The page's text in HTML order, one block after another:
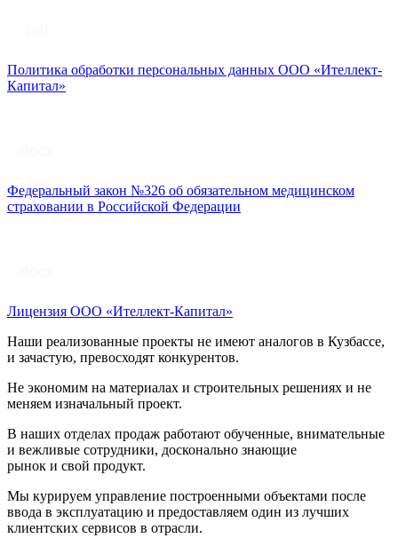
Политика обработки персональных данных ООО «Ителлект-
Капитал»
Федеральный закон №326 об обязательном медицинском
страховании в Российской Федерации
Лицензия ООО «Ителлект-Капитал»
Наши реализованные проекты не имеют аналогов в Кузбассе,
и зачастую, превосходят конкурентов.
Не экономим на материалах и строительных решениях и не
меняем изначальный проект.
В наших отделах продаж работают обученные, внимательные
и вежливые сотрудники, досконально знающие
рынок и свой продукт.
Мы курируем управление построенными объектами после
ввода в эксплуатацию и предоставляем один из лучших
клиентских сервисов в отрасли.